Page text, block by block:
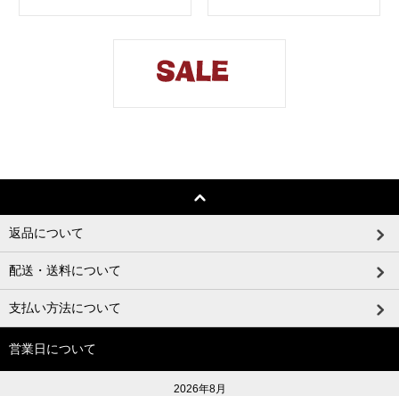
返品について
配送・送料について
支払い方法について
営業日について
2026年8月